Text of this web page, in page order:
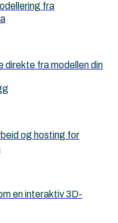
fra
direkte fra modellen din
og hosting for
en interaktiv 3D-